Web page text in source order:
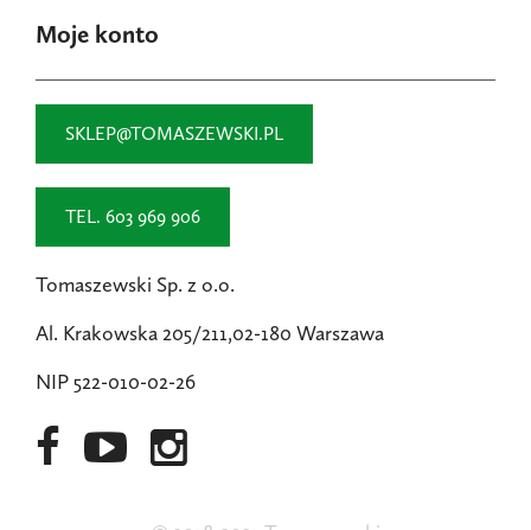
Moje konto
SKLEP@TOMASZEWSKI.PL
TEL. 603 969 906
Tomaszewski Sp. z o.o.
Al. Krakowska 205/211,02-180 Warszawa
NIP 522-010-02-26